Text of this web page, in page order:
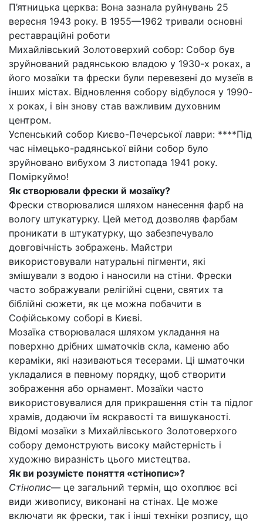
П’ятницька церква: Вона зазнала руйнувань 25
вересня 1943 року. В 1955—1962 тривали основні
реставраційні роботи
Михайлівський Золотоверхий собор: Собор був
зруйнований радянською владою у 1930-х роках, а
його мозаїки та фрески були перевезені до музеїв в
інших містах. Відновлення собору відбулося у 1990-
х роках, і він знову став важливим духовним
центром.
Успенський собор Києво-Печерської лаври: ****Під
час німецько-радянської війни собор було
зруйновано вибухом 3 листопада 1941 року.
Поміркуймо!
Як створювали фрески й мозаїку?
Фрески створювалися шляхом нанесення фарб на
вологу штукатурку. Цей метод дозволяв фарбам
проникати в штукатурку, що забезпечувало
довговічність зображень. Майстри
використовували натуральні пігменти, які
змішували з водою і наносили на стіни. Фрески
часто зображували релігійні сцени, святих та
біблійні сюжети, як це можна побачити в
Софійському соборі в Києві.
Мозаїка створювалася шляхом укладання на
поверхню дрібних шматочків скла, каменю або
кераміки, які називаються тесерами. Ці шматочки
укладалися в певному порядку, щоб створити
зображення або орнамент. Мозаїки часто
використовувалися для прикрашення стін та підлог
храмів, додаючи їм яскравості та вишуканості.
Відомі мозаїки з Михайлівського Золотоверхого
собору демонструють високу майстерність і
художню виразність цього мистецтва.
Як ви розумієте поняття «стінопис»?
Стінопис— це загальний термін, що охоплює всі
види живопису, виконані на стінах. Це може
включати як фрески, так і інші техніки розпису, що